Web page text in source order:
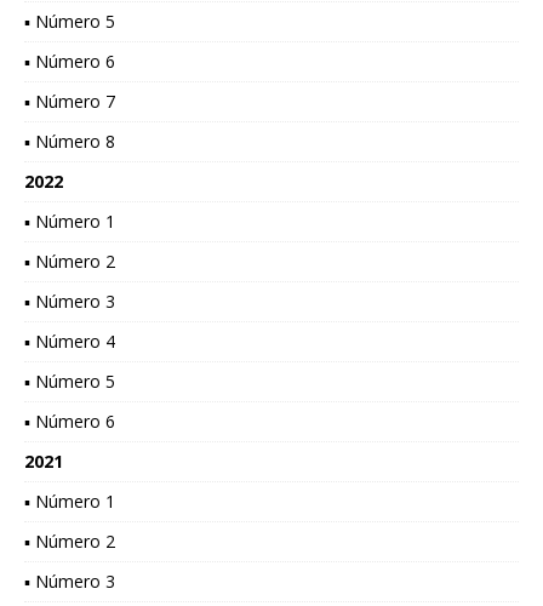
▪ Número 5
▪ Número 6
▪ Número 7
▪ Número 8
2022
▪ Número 1
▪ Número 2
▪ Número 3
▪ Número 4
▪ Número 5
▪ Número 6
2021
▪ Número 1
▪ Número 2
▪ Número 3